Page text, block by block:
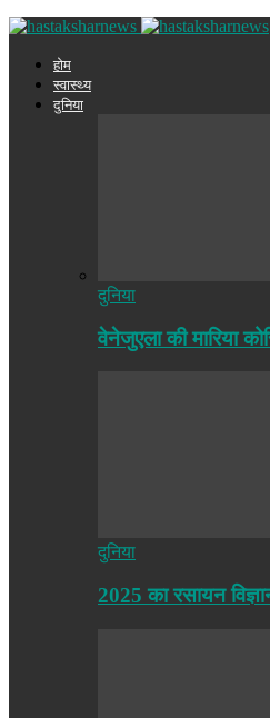
होम
स्वास्थ्य
दुनिया
दुनिया
वेनेजुएला की मारिया
दुनिया
2025 का रसायन